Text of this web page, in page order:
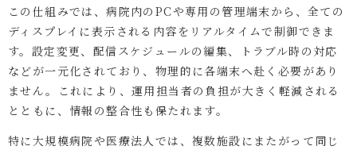
この仕組みでは、病院内のPCや専用の管理端末から、全ての
ディスプレイに表示される内容をリアルタイムで制御できま
す。設定変更、配信スケジュールの編集、トラブル時の対応
などが一元化されており、物理的に各端末へ赴く必要があり
ません。これにより、運用担当者の負担が大きく軽減される
とともに、情報の整合性も保たれます。
特に大規模病院や医療法人では、複数施設にまたがって同じ